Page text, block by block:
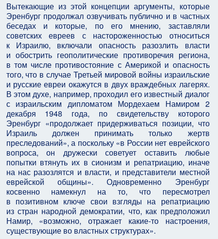
Вытекающие из этой концепции аргументы, которые
Эренбург продолжал озвучивать публично и в частных
беседах и которые, по его мнению, заставляли
советских евреев с настороженностью относиться
к Израилю, включали опасность разозлить власти
и обострить геополитические противоречия региона,
в том числе противостояние с Америкой и опасность
того, что в случае Третьей мировой войны израильские
и русские евреи окажутся в двух враждебных лагерях.
В этом духе, например, проходил его известный диалог
с израильским дипломатом Мордехаем Намиром 2
декабря 1948 года, по свидетельству которого
Эренбург «продолжает придерживаться позиции, что
Израиль должен принимать только жертв
преследований», а поскольку «в России нет еврейского
вопроса, он дружески советует оставить любые
попытки втянуть их в сионизм и репатриацию, иначе
на нас разозлятся и власти, и представители местной
еврейской общины». Одновременно Эренбург
косвенно намекнул на то, что пересмотрел
в позитивном ключе свои взгляды на репатриацию
из стран народной демократии, что, как предположил
Намир, «возможно, отражает какие‑то настроения,
существующие во властных структурах».